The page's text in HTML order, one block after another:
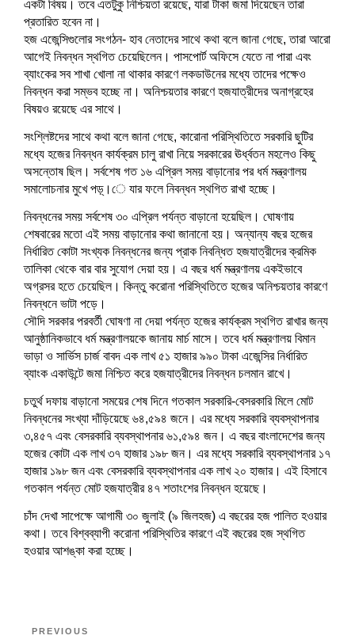
i
n
o
w
)
n
d
w
)
i
d
o
w
)
d
)
w
d
o
w
)
d
)
d
)
i
d
o
w
)
i
d
o
w
)
একটা বিষয়। তবে এতটুকু নিশ্চিয়তা রয়েছে, যারা টাকা জমা দিয়েছেন তারা
প্রতারিত হবেন না।
হজ এজেন্সিগুলোর সংগঠন- হাব নেতাদের সাথে কথা বলে জানা গেছে, তারা আরো
আগেই নিবন্ধন স্থগিত চেয়েছিলেন। পাসপোর্ট অফিসে যেতে না পারা এবং
ব্যাংকের সব শাখা খোলা না থাকার কারণে লকডাউনের মধ্যে তাদের পক্ষেও
নিবন্ধন করা সম্ভব হচ্ছে না। অনিশ্চয়তার কারণে হজযাত্রীদের অনাগ্রহের
বিষয়ও রয়েছে এর সাথে।
সংশ্লিষ্টদের সাথে কথা বলে জানা গেছে, কারোনা পরিস্থিতিতে সরকারি ছুটির
মধ্যে হজের নিবন্ধন কার্যক্রম চালু রাখা নিয়ে সরকারের ঊর্ধ্বতন মহলেও কিছু
অসন্তোষ ছিল। সর্বশেষ গত ১৬ এপ্রিল সময় বাড়ানোর পর ধর্ম মন্ত্রণালয়
সমালোচনার মুখে পড়্।ে যার ফলে নিবন্ধন স্থগিত রাখা হচ্ছে।
নিবন্ধনের সময় সর্বশেষ ৩০ এপ্রিল পর্যন্ত বাড়ানো হয়েছিল। ঘোষণায়
শেষবারের মতো এই সময় বাড়ানোর কথা জানানো হয়। অন্যান্য বছর হজের
নির্ধারিত কোটা সংখ্যক নিবন্ধনের জন্য প্রাক নিবন্ধিত হজযাত্রীদের ক্রমিক
তালিকা থেকে বার বার সুযোগ দেয়া হয়। এ বছর ধর্ম মন্ত্রণালয় একইভাবে
অগ্রসর হতে চেয়েছিল। কিন্তু করোনা পরিস্থিতিতে হজের অনিশ্চয়তার কারণে
নিবন্ধনে ভাটা পড়ে।
সৌদি সরকার পরবর্তী ঘোষণা না দেয়া পর্যন্ত হজের কার্যক্রম স্থগিত রাখার জন্য
আনুষ্ঠানিকভাবে ধর্ম মন্ত্রণালয়কে জানায় মার্চ মাসে। তবে ধর্ম মন্ত্রণালয় বিমান
ভাড়া ও সার্ভিস চার্জ বাবদ এক লাখ ৫১ হাজার ৯৯০ টাকা এজেন্সির নির্ধারিত
ব্যাংক একাউন্টে জমা নিশ্চিত করে হজযাত্রীদের নিবন্ধন চলমান রাখে।
চতুর্থ দফায় বাড়ানো সময়ের শেষ দিনে গতকাল সরকারি-বেসরকারি মিলে মোট
নিবন্ধনের সংখ্যা দাঁড়িয়েছে ৬৪,৫৯৪ জনে। এর মধ্যে সরকারি ব্যবস্থাপনার
৩,৪৫৭ এবং বেসরকারি ব্যবস্থাপনার ৬১,৫৯৪ জন। এ বছর বাংলাদেশের জন্য
হজের কোটা এক লাখ ৩৭ হাজার ১৯৮ জন। এর মধ্যে সরকারি ব্যবস্থাপনার ১৭
হাজার ১৯৮ জন এবং বেসরকারি ব্যবস্থাপনার এক লাখ ২০ হাজার। এই হিসাবে
গতকাল পর্যন্ত মোট হজযাত্রীর ৪৭ শতাংশের নিবন্ধন হয়েছে।
চাঁদ দেখা সাপেক্ষে আগামী ৩০ জুলাই (৯ জিলহজ) এ বছরের হজ পালিত হওয়ার
কথা। তবে বিশ্বব্যাপী করোনা পরিস্থিতির কারণে এই বছরের হজ স্থগিত
হওয়ার আশঙ্কা করা হচ্ছে।
Previous
PREVIOUS